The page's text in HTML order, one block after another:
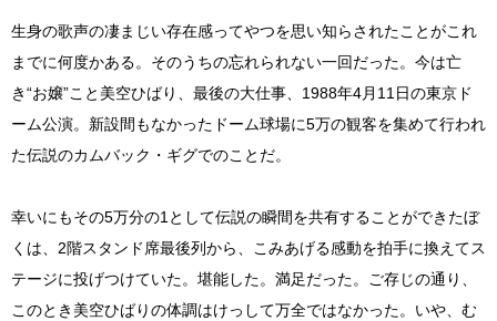
生身の歌声の凄まじい存在感ってやつを思い知らされたことがこれ
までに何度かある。そのうちの忘れられない一回だった。今は亡
き“お嬢”こと美空ひばり、最後の大仕事、1988年4月11日の東京ド
ーム公演。新設間もなかったドーム球場に5万の観客を集めて行われ
た伝説のカムバック・ギグでのことだ。
幸いにもその5万分の1として伝説の瞬間を共有することができたぼ
くは、2階スタンド席最後列から、こみあげる感動を拍手に換えてス
テージに投げつけていた。堪能した。満足だった。ご存じの通り、
このとき美空ひばりの体調はけっして万全ではなかった。いや、む